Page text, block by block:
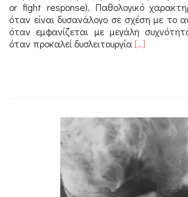
or fight response). Παθολογικό
όταν είναι δυσανάλογο σε σχέση με το
όταν εμφανίζεται με μεγάλη
όταν προκαλεί δυσλειτουργίαΔιαβάστε
[…]